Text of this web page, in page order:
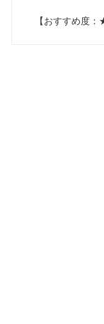
【おすすめ度